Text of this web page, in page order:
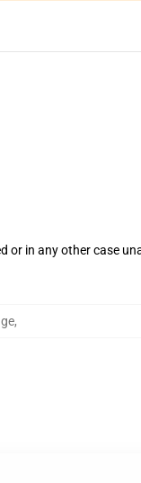
or in any other case
,